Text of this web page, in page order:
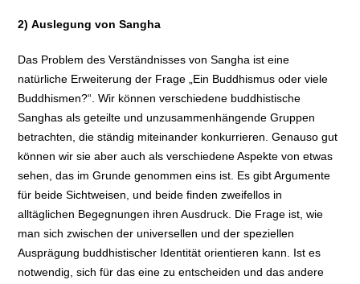
2) Auslegung von Sangha
Das Problem des Verständnisses von Sangha ist eine
natürliche Erweiterung der Frage „Ein Buddhismus oder viele
Buddhismen?“. Wir können verschiedene buddhistische
Sanghas als geteilte und unzusammenhängende Gruppen
betrachten, die ständig miteinander konkurrieren. Genauso gut
können wir sie aber auch als verschiedene Aspekte von etwas
sehen, das im Grunde genommen eins ist. Es gibt Argumente
für beide Sichtweisen, und beide finden zweifellos in
alltäglichen Begegnungen ihren Ausdruck. Die Frage ist, wie
man sich zwischen der universellen und der speziellen
Ausprägung buddhistischer Identität orientieren kann. Ist es
notwendig, sich für das eine zu entscheiden und das andere